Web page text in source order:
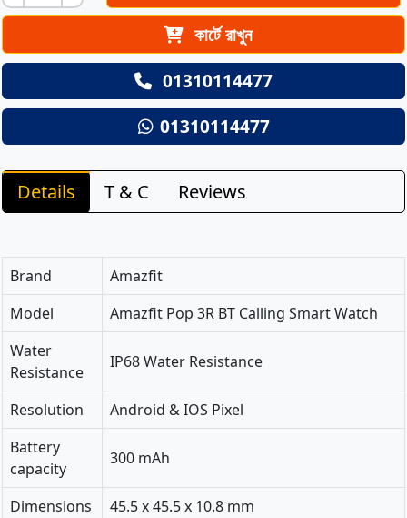
কার্টে রাখুন
01310114477
01310114477
Details T & C Reviews
Brand
Amazfit
Model
Amazfit Pop 3R BT Calling Smart Watch
Water
Resistance
IP68 Water Resistance
Resolution
Android & IOS Pixel
Battery
capacity
300 mAh
Dimensions
45.5 x 45.5 x 10.8 mm